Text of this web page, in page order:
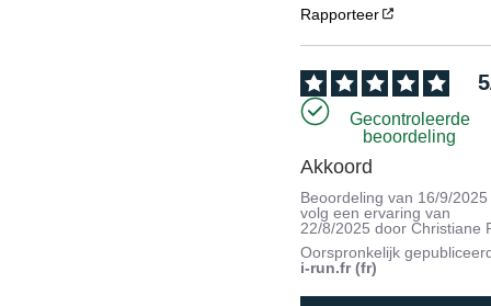
Rapporteer
5
Gecontroleerde
beoordeling
Akkoord
Beoordeling van 16/9/2025
volg een ervaring van
22/8/2025 doorChristiane
Oorspronkelijk
i-run.fr (fr)